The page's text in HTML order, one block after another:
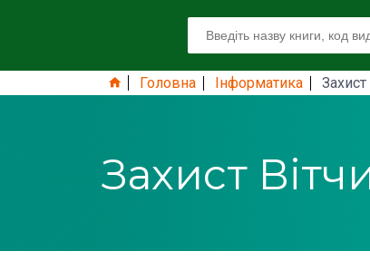
Головна Інформатика Захист
Захист